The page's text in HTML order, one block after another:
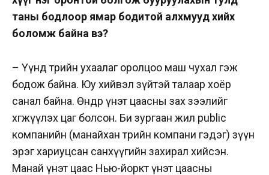
таны бодлоор ямар бодитой алхмууд хийх
боломж байна вэ?
– Үүнд төрийн ухаалаг оролцоо маш чухал гэж
бодож байна. Юу хийвэл зүйтэй талаар хоёр
санал байна. Өнөөдөр үнэт цаасны зах зээлийг
хөгжүүлэх цаг болсон. Би зургаан жил public
компанийн (манайхан төрийн компани гэдэг) зүүн
эрэг хариуцсан санхүүгийн захирал хийсэн.
Манай үнэт цаас Нью-йоркт үнэт цаасны